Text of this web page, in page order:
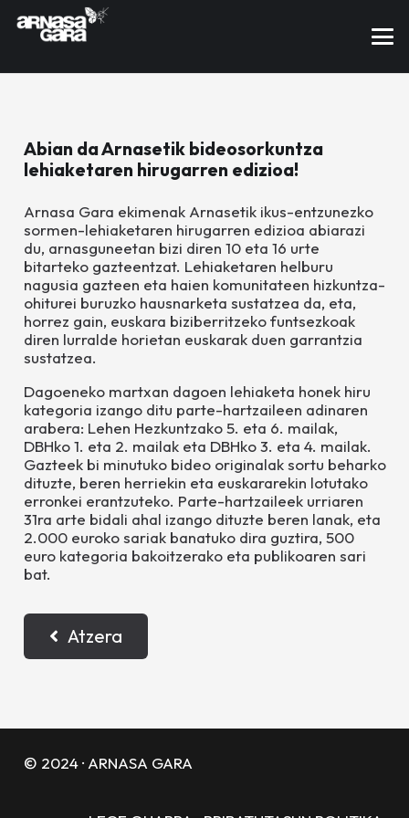
Abian da Arnasetik bideosorkuntza
lehiaketaren hirugarren edizioa!
Arnasa Gara ekimenak Arnasetik ikus-entzunezko
sormen-lehiaketaren hirugarren edizioa abiarazi
du, arnasguneetan bizi diren 10 eta 16 urte
bitarteko gazteentzat. Lehiaketaren helburu
nagusia gazteen eta haien komunitateen hizkuntza-
ohiturei buruzko hausnarketa sustatzea da, eta,
horrez gain, euskara biziberritzeko funtsezkoak
diren lurralde horietan euskarak duen garrantzia
sustatzea.
Dagoeneko martxan dagoen lehiaketa honek hiru
kategoria izango ditu parte-hartzaileen adinaren
arabera: Lehen Hezkuntzako 5. eta 6. mailak,
DBHko 1. eta 2. mailak eta DBHko 3. eta 4. mailak.
Gazteek bi minutuko bideo originalak sortu beharko
dituzte, beren herriekin eta euskararekin lotutako
erronkei erantzuteko. Parte-hartzaileek urriaren
31ra arte bidali ahal izango dituzte beren lanak, eta
2.000 euroko sariak banatuko dira guztira, 500
euro kategoria bakoitzerako eta publikoaren sari
bat.
Atzera
© 2024 · ARNASA GARA